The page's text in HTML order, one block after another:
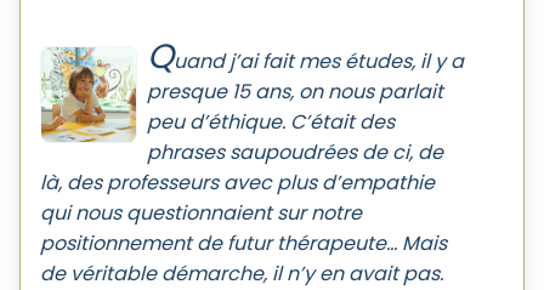
Quand j’ai fait mes études, il y a
presque 15 ans, on nous parlait
peu d’éthique. C’était des
phrases saupoudrées de ci, de
là, des professeurs avec plus d’empathie
qui nous questionnaient sur notre
positionnement de futur thérapeute… Mais
de véritable démarche, il n’y en avait pas.